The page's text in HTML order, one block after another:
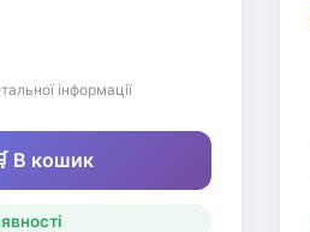
інформації
В кошик